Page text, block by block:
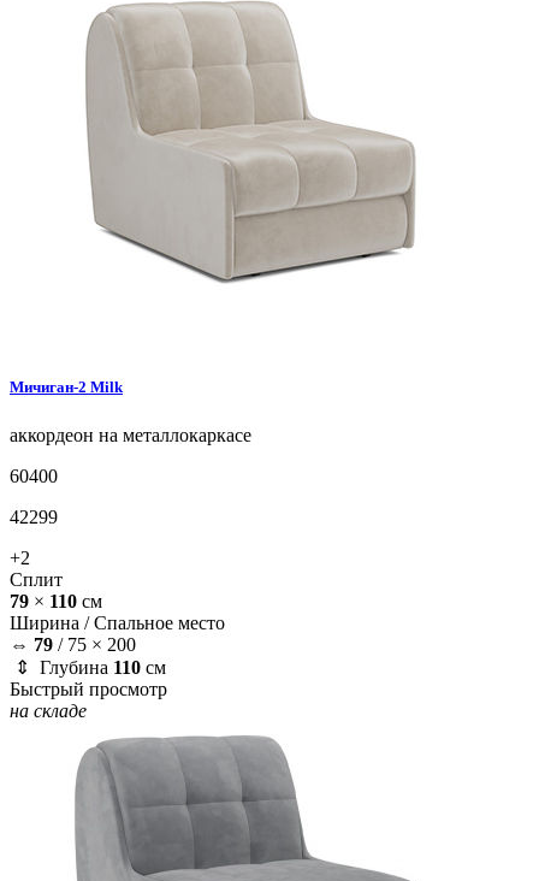
Мичиган-2 Milk
аккордеон на металлокаркасе
60400
42299
+2
Сплит
79 × 110 см
Ширина /Спальное место
⇔ 79 / 75 × 200
⇕ Глубина 110 см
Быстрый просмотр
на складе